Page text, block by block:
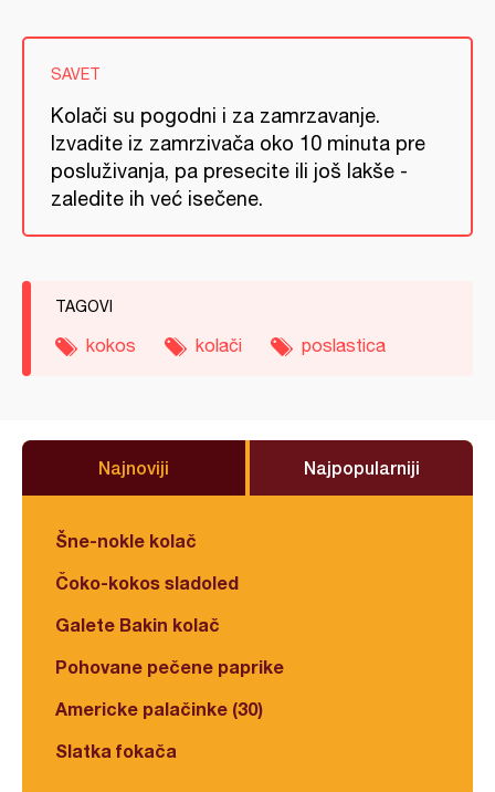
SAVET
Kolači su pogodni i za zamrzavanje.
Izvadite iz zamrzivača oko 10 minuta pre
posluživanja, pa presecite ili još lakše -
zaledite ih već isečene.
TAGOVI
kokos kolači poslastica
Najnoviji Najpopularniji
Šne-nokle kolač
Čoko-kokos sladoled
Galete Bakin kolač
Pohovane pečene paprike
Americke palačinke (30)
Slatka fokača